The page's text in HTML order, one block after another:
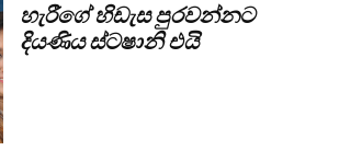
හැරීගේ හිඩැස පුරවන්නට
දියණිය ස්ටෂානි එයි